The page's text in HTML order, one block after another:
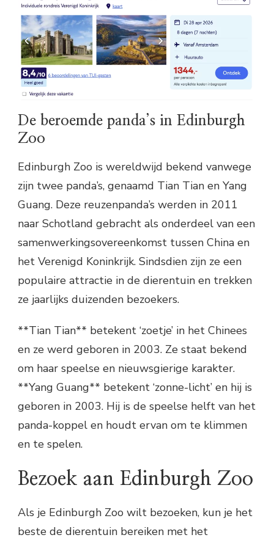
De beroemde panda’s in Edinburgh
Zoo
Edinburgh Zoo is wereldwijd bekend vanwege
zijn twee panda’s, genaamd Tian Tian en Yang
Guang. Deze reuzenpanda’s werden in 2011
naar Schotland gebracht als onderdeel van een
samenwerkingsovereenkomst tussen China en
het Verenigd Koninkrijk. Sindsdien zijn ze een
populaire attractie in de dierentuin en trekken
ze jaarlijks duizenden bezoekers.
**Tian Tian** betekent ‘zoetje’ in het Chinees
en ze werd geboren in 2003. Ze staat bekend
om haar speelse en nieuwsgierige karakter.
**Yang Guang** betekent ‘zonne-licht’ en hij is
geboren in 2003. Hij is de speelse helft van het
panda-koppel en houdt ervan om te klimmen
en te spelen.
Bezoek aan Edinburgh Zoo
Als je Edinburgh Zoo wilt bezoeken, kun je het
beste de dierentuin bereiken met het